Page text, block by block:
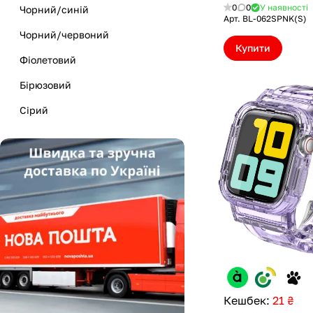
Pink (BL-
0 0
У наявності
Арт. BL-062SPNK(S)
Купити
Кешбек: 21 ₴
Чорний/синій
Чорний/червоний
Фіолетовий
Бірюзовий
Сірий
Зелений
Різнокольоровий
Коричневий
Чорний/синій
Червоний/чорний